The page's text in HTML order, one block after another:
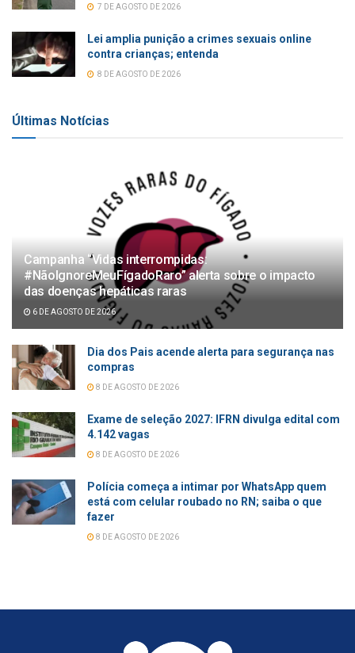
7 DE AGOSTO DE 2026
Lei amplia punição a crimes sexuais online
contra crianças; entenda
8 DE AGOSTO DE 2026
Últimas Notícias
Campanha “Vidas interrompidas:
#NãoIgnoreMeuFígadoRaro” alerta sobre o impacto
das doenças hepáticas raras
6 DE AGOSTO DE 2026
Dia dos Pais acende alerta para segurança nas
compras
8 DE AGOSTO DE 2026
Exame de seleção 2027: IFRN divulga edital com
4.142 vagas
8 DE AGOSTO DE 2026
Polícia começa a intimar por WhatsApp quem
está com celular roubado no RN; saiba o que
fazer
8 DE AGOSTO DE 2026